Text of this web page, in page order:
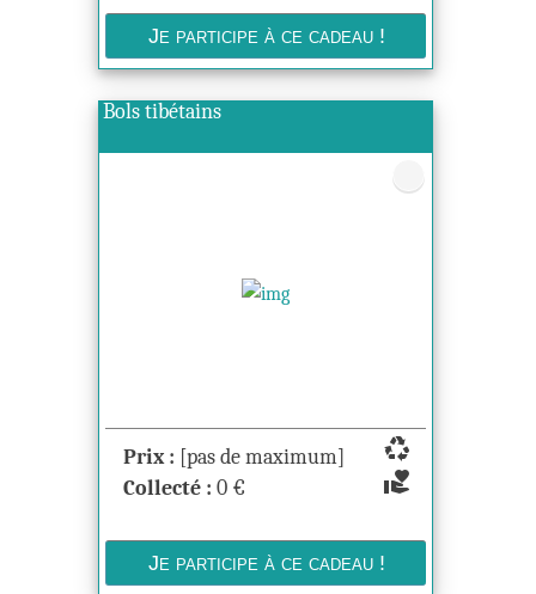
Bols tibétains
recycling
volunteer_activism
Prix : [pas de maximum]
Collecté : 0 €